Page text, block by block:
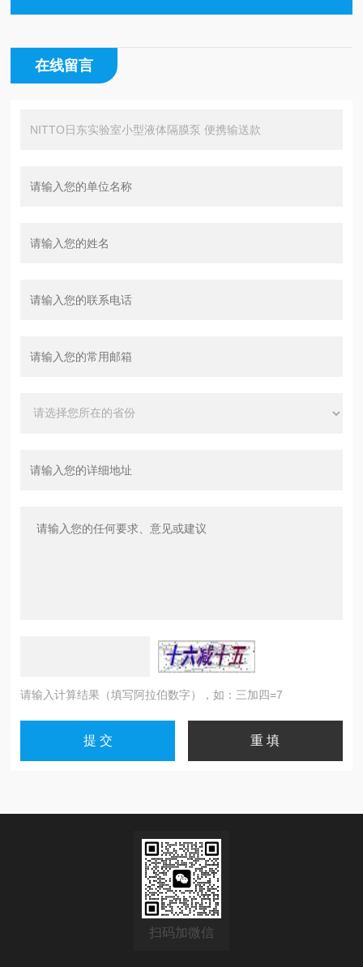
在线留言
请输入计算结果（填写阿拉伯数字），如：三加四=7
扫码加微信